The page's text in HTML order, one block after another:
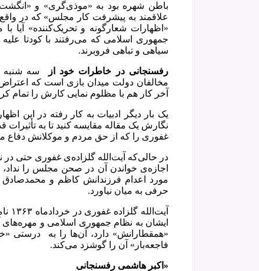
باطن شهره بود به «موذی‌گری» و
علاقمند به پیشرفت کار مجلس» که در
«اظهارات شعارگونه و تحریک‌کننده» آیا
جمهوری اسلامی که می‌رفتند با کودتا
سیاهی و تباهی فرو‌برند.
رفسنجانی در خاطرات خود از
مخالفان دولت میدان بازی است که
آخر کار هم با مظلوم نمایی کارش را
یک بار دیگر ادبیات به کار رفته در این
نگارش یک مقاله مقایسه کنید تا به تأثیرات
غفوری را که از حق مردم و موکلانش دفاع
اجازه‌ی خواندن آن در صحن مجلس را
مورد اعدام فرزندانش کاظم و
حرفی به میان نیاورد.
ایشان به نظام جمهوری اسلامی و
«همقطارانش» دارد، آن‌ها را به درستی
فاجعه‌بار» آن را گوشزد می‌کند.
«اکبر هاشمی رفسنجانی